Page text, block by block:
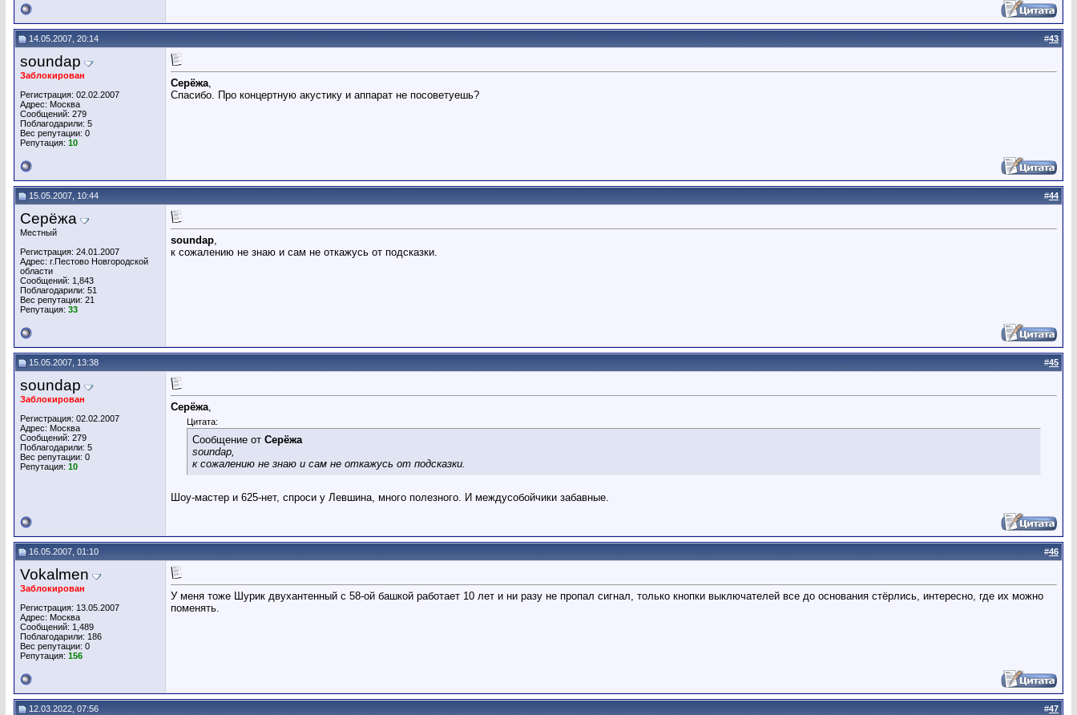
14.05.2007, 20:14 #43
soundap
Заблокирован
Регистрация: 02.02.2007
Адрес: Москва
Сообщений: 279
Поблагодарили: 5
Вес репутации: 0
Репутация: 10
Серёжа,
Спасибо. Про концертную акустику и аппарат не посоветуешь?
15.05.2007, 10:44 #44
Серёжа
Местный
Регистрация: 24.01.2007
Адрес: г.Пестово Новгородской
области
Сообщений: 1,843
Поблагодарили: 51
Вес репутации: 21
Репутация: 33
soundap,
к сожалению не знаю и сам не откажусь от подсказки.
15.05.2007, 13:38 #45
soundap
Заблокирован
Регистрация: 02.02.2007
Адрес: Москва
Сообщений: 279
Поблагодарили: 5
Вес репутации: 0
Репутация: 10
Серёжа,
Цитата:
Сообщение от Серёжа
soundap,
к сожалению не знаю и сам не откажусь от подсказки.
Шоу-мастер и 625-нет, спроси у Левшина, много полезного. И междусобойчики забавные.
16.05.2007, 01:10 #46
Vokalmen
Заблокирован
Регистрация: 13.05.2007
Адрес: Москва
Сообщений: 1,489
Поблагодарили: 186
Вес репутации: 0
Репутация: 156
У меня тоже Шурик двухантенный с 58-ой башкой работает 10 лет и ни разу не пропал сигнал, только кнопки выключателей все до основания стёрлись, интересно, где их можно
поменять.
12.03.2022, 07:56 #47